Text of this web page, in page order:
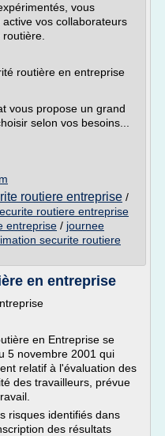
vous
vos collaborateurs
routière en entreprise
vous propose un grand
selon vos besoins...
routiere entreprise /
routiere entreprise
entreprise / journee
securite routiere
en entreprise
en Entreprise se
5 novembre 2001 qui
relatif à l'évaluation des
des travailleurs, prévue
risques identifiés dans
des résultats